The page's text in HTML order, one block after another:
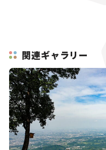
関連ギャラリー